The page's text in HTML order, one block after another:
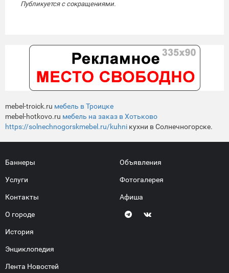
Публикуется с сокращениями.
mebel-troick.ru мебель в Троицке
mebel-hotkovo.ru мебель на заказ в Хотьково
https://solnechnogorskmebel.ru/kuhni кухни в Солнечногорске.
Баннеры
Услуги
Контакты
О городе
История
Энциклопедия
Лента Новостей
Объявления
Фотогалерея
Афиша